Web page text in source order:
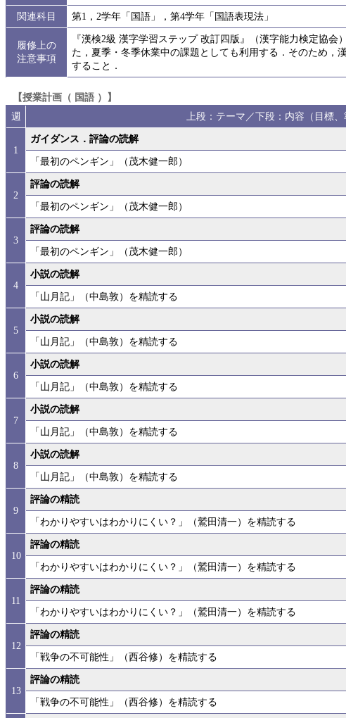
関連科目
第1，2学年「国語」，第4学年「国語表現法」
履修上の
注意事項
『漢検2級 漢字学習ステップ 改訂四版』（漢字能力検定協会
た，夏季・冬季休業中の課題としても利用する．そのため，
すること．
【授業計画（ 国語 ）】
週
上段：テーマ／下段：内容（目標、
1
ガイダンス．評論の読解
「最初のペンギン」（茂木健一郎）
2
評論の読解
「最初のペンギン」（茂木健一郎）
3
評論の読解
「最初のペンギン」（茂木健一郎）
4
小説の読解
「山月記」（中島敦）を精読する
5
小説の読解
「山月記」（中島敦）を精読する
6
小説の読解
「山月記」（中島敦）を精読する
7
小説の読解
「山月記」（中島敦）を精読する
8
小説の読解
「山月記」（中島敦）を精読する
9
評論の精読
「わかりやすいはわかりにくい？」（鷲田清一）を精読する
10
評論の精読
「わかりやすいはわかりにくい？」（鷲田清一）を精読する
11
評論の精読
「わかりやすいはわかりにくい？」（鷲田清一）を精読する
12
評論の精読
「戦争の不可能性」（西谷修）を精読する
13
評論の精読
「戦争の不可能性」（西谷修）を精読する